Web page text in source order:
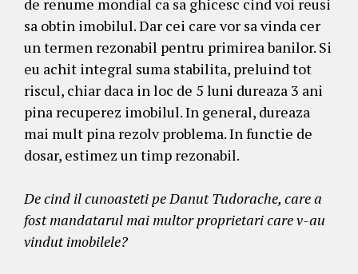
de renume mondial ca sa ghicesc cind voi reusi
sa obtin imobilul. Dar cei care vor sa vinda cer
un termen rezonabil pentru primirea banilor. Si
eu achit integral suma stabilita, preluind tot
riscul, chiar daca in loc de 5 luni dureaza 3 ani
pina recuperez imobilul. In general, dureaza
mai mult pina rezolv problema. In functie de
dosar, estimez un timp rezonabil.
De cind il cunoasteti pe Danut Tudorache, care a
fost mandatarul mai multor proprietari care v-au
vindut imobilele?